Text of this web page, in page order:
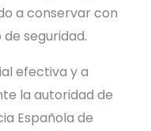
a conservar con
seguridad.
efectiva y a
la autoridad de
Española de